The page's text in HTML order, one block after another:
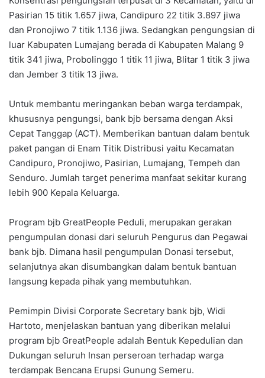
Pasirian 15 titik 1.657 jiwa, Candipuro 22 titik 3.897 jiwa
dan Pronojiwo 7 titik 1.136 jiwa. Sedangkan pengungsian di
luar Kabupaten Lumajang berada di Kabupaten Malang 9
titik 341 jiwa, Probolinggo 1 titik 11 jiwa, Blitar 1 titik 3 jiwa
dan Jember 3 titik 13 jiwa.
Untuk membantu meringankan beban warga terdampak,
khususnya pengungsi, bank bjb bersama dengan Aksi
Cepat Tanggap (ACT). Memberikan bantuan dalam bentuk
paket pangan di Enam Titik Distribusi yaitu Kecamatan
Candipuro, Pronojiwo, Pasirian, Lumajang, Tempeh dan
Senduro. Jumlah target penerima manfaat sekitar kurang
lebih 900 Kepala Keluarga.
Program bjb GreatPeople Peduli, merupakan gerakan
pengumpulan donasi dari seluruh Pengurus dan Pegawai
bank bjb. Dimana hasil pengumpulan Donasi tersebut,
selanjutnya akan disumbangkan dalam bentuk bantuan
langsung kepada pihak yang membutuhkan.
Pemimpin Divisi Corporate Secretary bank bjb, Widi
Hartoto, menjelaskan bantuan yang diberikan melalui
program bjb GreatPeople adalah Bentuk Kepedulian dan
Dukungan seluruh Insan perseroan terhadap warga
terdampak Bencana Erupsi Gunung Semeru.